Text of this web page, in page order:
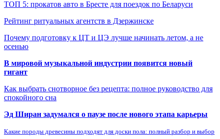
ТОП 5: прокатов авто в Бресте для поездок по Беларуси
Рейтинг ритуальных агентств в Дзержинске
Почему подготовку к ЦТ и ЦЭ лучше начинать летом, а не
осенью
В мировой музыкальной индустрии появится новый
гигант
Как выбрать снотворное без рецепта: полное руководство для
спокойного сна
Эд Ширан задумался о паузе после нового этапа карьеры
Какие породы древесины подходят для доски пола: полный разбор и выбор